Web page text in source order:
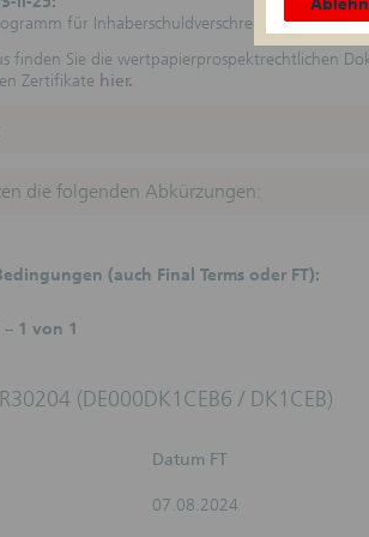
Zweck
Die
eine
wird
(Der
nicht
für Inhaberschuldverschreibungen II vom
finden Sie die wertpapierprospektrechtlichen
Zertifikate hier.
die folgenden Abkürzungen:
(auch Final Terms oder FT):
– 1 von 1
(DE000DK1CEB6 / DK1CEB)
Datum FT
07.08.2024